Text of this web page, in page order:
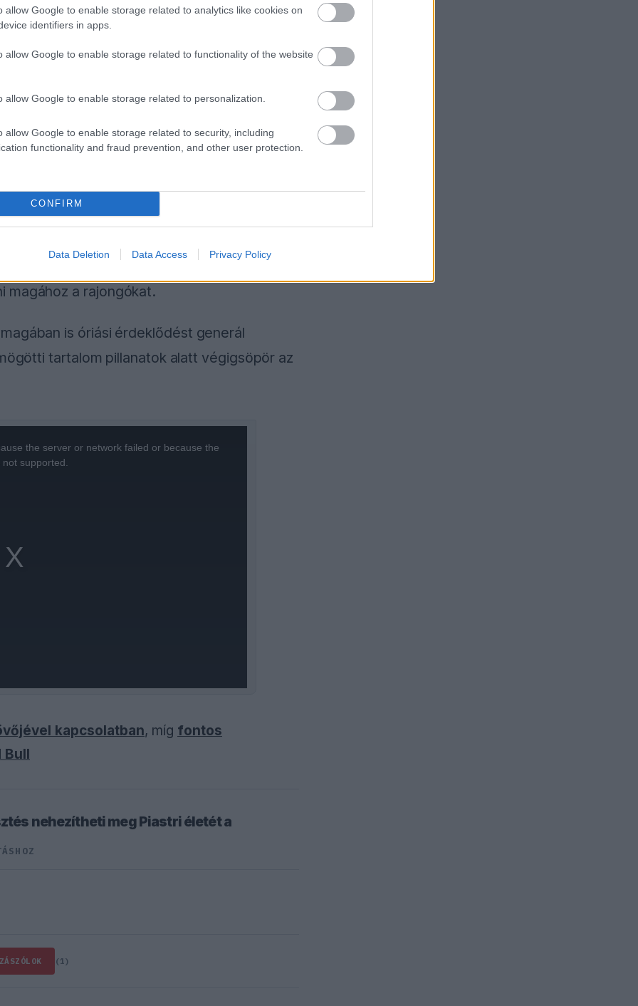
allow Google to enable storage related to analytics like cookies on
identifiers in apps.
allow Google to enable storage related to functionality of the website
allow Google to enable storage related to personalization.
allow Google to enable storage related to security, including
functionality and fraud prevention, and other user protection.
CONFIRM
Data Deletion Data Access Privacy Policy
csábított
Red Bull
Lando Norris meglepő vallomást
a rajongókat, hogy továbbra is küldjenek
keresztül. A rövid promócióban az
csapatprofilokat, interaktív
funkciókat érhetnek el.
hangsúlyt fektet arra, hogy közvetlenebb
videó is jól mutatja, hogy a csapat
magához a rajongókat.
is óriási érdeklődést generál
tartalom pillanatok alatt végigsöpör az
the server or network failed or because the
not supported.
kapcsolatban, míg fontos
Bull
nehezítheti meg Piastri életét a
(1)